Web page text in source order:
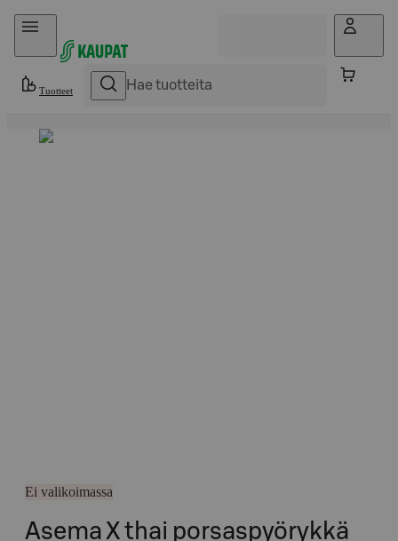
Hyppää sisältöön
Tuotteet
Ei valikoimassa
Asema X thai porsaspyörykkä